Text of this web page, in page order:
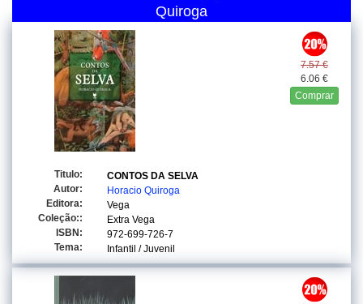
Quiroga
7.57 €
6.06 €
Comprar
Titulo:
CONTOS DA SELVA
Autor:
Horacio Quiroga
Editora:
Vega
Coleção::
Extra Vega
ISBN:
972-699-726-7
Tema:
Infantil / Juvenil